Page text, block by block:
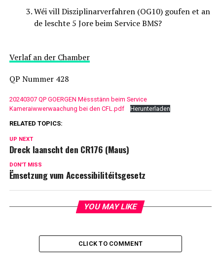
Wéi vill Disziplinarverfahren (OG10) goufen et an
de leschte 5 Jore beim Service BMS?
Verlaf an der Chamber
QP Nummer 428
20240307 QP GOERGEN Mëssstänn beim Service
Kameraiwwerwaachung bei den CFL.pdf
Herunterladen
RELATED TOPICS:
UP NEXT
Dreck laanscht den CR176 (Maus)
DON'T MISS
Ëmsetzung vum Accessibilitéitsgesetz
YOU MAY LIKE
CLICK TO COMMENT